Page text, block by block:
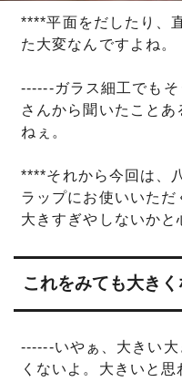
****平面をだしたり、
た大変なんですよね。
------ガラス細工でもそ
さんから聞いたこと
ねぇ。
****それから今回は、
ラップにお使いいた
大きすぎやしないかと
これをみても大き
------いやぁ、大きい
くないよ。大きいと